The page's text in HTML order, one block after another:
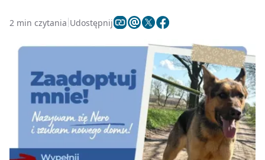
2 min czytania Udostępnij